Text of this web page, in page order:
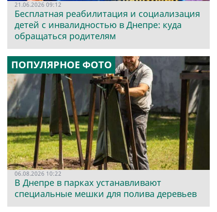
21.06.2026 09:12
Бесплатная реабилитация и социализация
детей с инвалидностью в Днепре: куда
обращаться родителям
ПОПУЛЯРНОЕ ФОТО
06.08.2026 10:22
В Днепре в парках устанавливают
специальные мешки для полива деревьев